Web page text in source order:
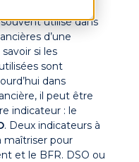
utilisé dans
d’une
si les
sont
dans
il peut être
indicateur : le
. Deux indicateurs à
maîtriser pour
et le BFR. DSO ou